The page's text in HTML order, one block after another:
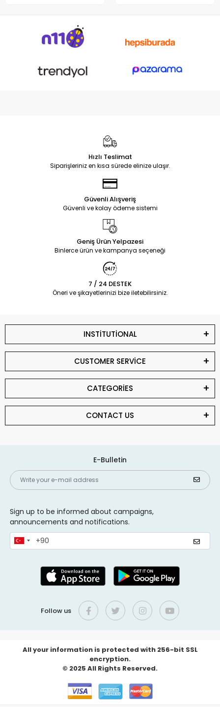
Hızlı Teslimat
Siparişleriniz en kısa sürede elinize ulaşır.
Güvenli Alışveriş
Güvenli ve kolay ödeme sistemi
Geniş Ürün Yelpazesi
Binlerce ürün ve kampanya seçeneği
7 / 24 DESTEK
Öneri ve şikayetlerinizi bize iletebilirsiniz.
INSTİTUTİONAL
CUSTOMER SERVİCE
CATEGORİES
CONTACT US
E-Bulletin
Sign up to be informed about campaigns,
announcements and notifications.
Follow us
All your information is protected with 256-bit SSL
encryption.
© 2025 All Rights Reserved.